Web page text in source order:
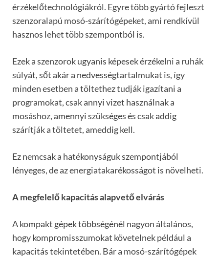
érzékelőtechnológiákról. Egyre több gyártó fejleszt
szenzoralapú mosó-szárítógépeket, ami rendkívül
hasznos lehet több szempontból is.
Ezek a szenzorok ugyanis képesek érzékelni a ruhák
súlyát, sőt akár a nedvességtartalmukat is, így
minden esetben a töltethez tudják igazítani a
programokat, csak annyi vizet használnak a
mosáshoz, amennyi szükséges és csak addig
szárítják a töltetet, ameddig kell.
Ez nemcsak a hatékonyságuk szempontjából
lényeges, de az energiatakarékosságot is növelheti.
A megfelelő kapacitás alapvető elvárás
A kompakt gépek többségénél nagyon általános,
hogy kompromisszumokat követelnek például a
kapacitás tekintetében. Bár a mosó-szárítógépek